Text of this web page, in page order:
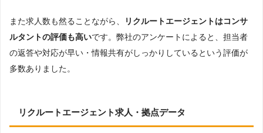
また求人数も然ることながら、
リクルートエージェントはコンサ
ルタントの評価も高いです。弊社のアンケートによると、担当者
の返答や対応が早い・情報共有がしっかりしているという評価が
多数ありました。
リクルートエージェント求人・拠点データ